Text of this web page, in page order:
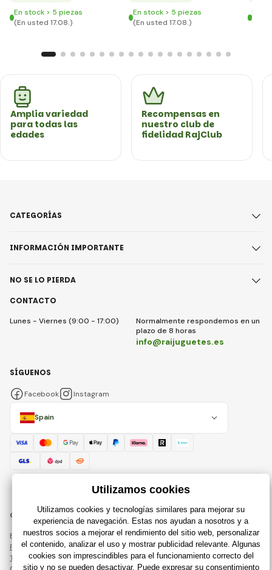
En stock > 5 piezas
(En usted 17.08.)
En stock > 5 piezas
(En usted 17.08.)
(En
Amplia variedad
para todas las
edades
Recompensas en
nuestro club de
fidelidad RajClub
CONTACTO
Lunes - Viernes (9:00 - 17:00)
Normalmente respondemos en un
plazo de 8 horas
info@raijuguetes.es
CATEGORÍAS
INFORMACIÓN IMPORTANTE
NO SE LO PIERDA
Spain
SÍGUENOS
Facebook Instagram
© 2018 - 2026 Raijuguetes.es, Todos los derechos reservados
Esta página está protegida por reCAPTCHA y se aplican
Política de privacidadcompañías de Google y su
Términos y condiciones.